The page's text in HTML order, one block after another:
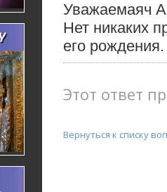
Уважаемаяч
Нет никаких
его рождения.
Этот ответ
Вернуться к списку